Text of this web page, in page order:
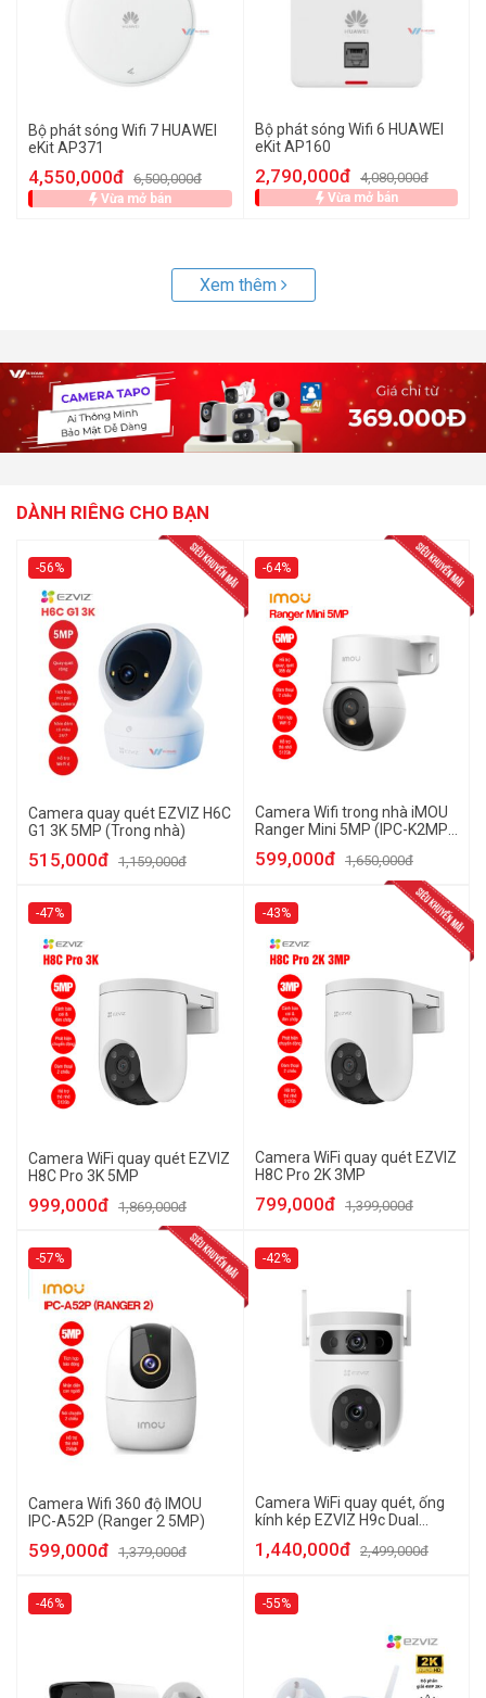
Bộ phát sóng Wifi 7 HUAWEI
eKit AP371
4,550,000đ 6,500,000đ
Vừa mở bán
Bộ phát sóng Wifi 6 HUAWEI
eKit AP160
2,790,000đ 4,080,000đ
Vừa mở bán
Xem thêm
DÀNH RIÊNG CHO BẠN
-56%
Camera quay quét EZVIZ H6C
G1 3K 5MP (Trong nhà)
515,000đ 1,159,000đ
-64%
Camera Wifi trong nhà iMOU
Ranger Mini 5MP (IPC-K2MP-
599,000đ 1,650,000đ
-47%
Camera WiFi quay quét EZVIZ
H8C Pro 3K 5MP
999,000đ 1,869,000đ
-43%
Camera WiFi quay quét EZVIZ
H8C Pro 2K 3MP
799,000đ 1,399,000đ
-57%
Camera Wifi 360 độ IMOU
IPC-A52P (Ranger 2 5MP)
599,000đ 1,379,000đ
-42%
Camera WiFi quay quét, ống
kính kép EZVIZ H9c Dual
1,440,000đ 2,499,000đ
-46% -55%